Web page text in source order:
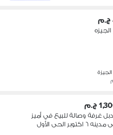
ج.م
غرفة وصالة للبيع في أميز
مكان فى مدينه ٦ اكتوبر الحى الأول